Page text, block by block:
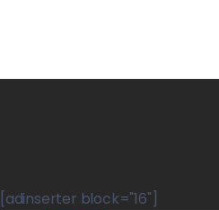
[adinserter block="16"]